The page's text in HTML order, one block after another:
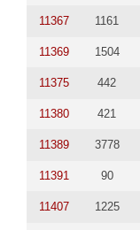
11367 1161
11369 1504
11375 442
11380 421
11389 3778
11391 90
11407 1225